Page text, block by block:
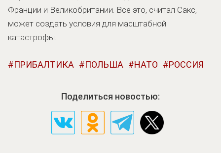
Франции и Великобритании. Все это, считал Сакс,
может создать условия для масштабной
катастрофы.
ПРИБАЛТИКА ПОЛЬША НАТО РОССИЯ
Поделиться новостью: